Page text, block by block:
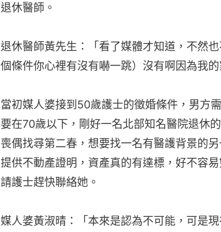
退休醫師。
退休醫師黃先生：「看了媒體才知道，不然
個條件你心裡有沒有嚇一跳）沒有啊因為我的
當初媒人婆接到50歲護士的徵婚條件，男方
要在70歲以下，剛好一名北部知名醫院退休
喪偶找尋第二春，想要找一名有醫護背景的
提供不動產證明，資產真的有達標，好不容
請護士趕快聯絡她。
媒人婆黃淑晴：「本來是認為不可能，可是